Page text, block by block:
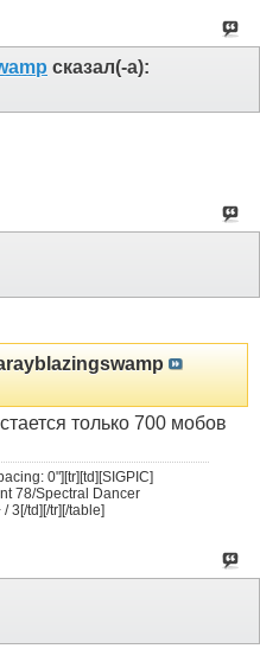
сказал(-а):
только 700 мобов
0"][tr][td][SIGPIC]
78/Spectral Dancer
3[/td][/tr][/table]